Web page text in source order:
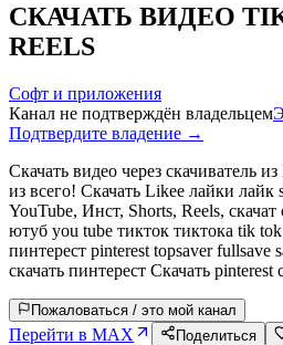
СКАЧАТЬ ВИДЕО
REELS
Софт и приложения
Канал не подтверждён владельцем
Подтвердите владение →
Скачать видео через скачиватель
из всего! Скачать Likee лайки лайк
YouTube, Инст, Shorts, Reels, скачат
ютуб you tube тикток тиктока tik
пинтерест pinterest topsaver fullsave
скачать пинтерест Скачать pinterest
Пожаловаться / это мой канал
Перейти в MAX Поделиться